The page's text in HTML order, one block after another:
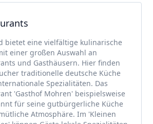
bietet eine vielfältige kulinarische
einer großen Auswahl an
und Gasthäusern. Hier finden
traditionelle deutsche Küche
Spezialitäten. Das
'Gasthof Mohren' beispielsweise
für seine gutbürgerliche Küche
Atmosphäre. Im 'Kleinen